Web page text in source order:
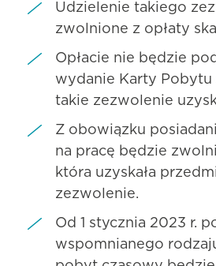
Udzielenie takiego
zwolnione z opłaty
Opłacie nie będzie
wydanie Karty Pobytu
takie zezwolenie
Z obowiązku
na pracę będzie
która uzyskała
zezwolenie.
Od 1 stycznia 2023 r.
wspomnianego